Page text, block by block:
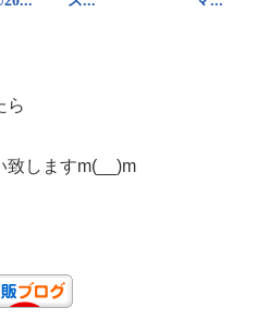
ら
致しますm(__)m